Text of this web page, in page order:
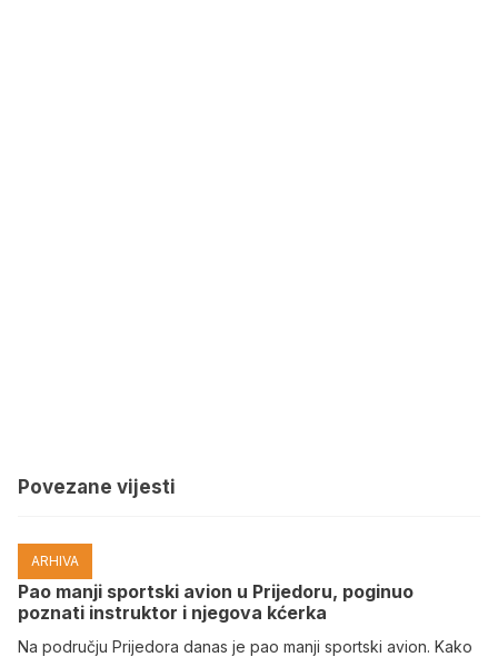
Povezane vijesti
ARHIVA
Pao manji sportski avion u Prijedoru, poginuo
poznati instruktor i njegova kćerka
Na području Prijedora danas je pao manji sportski avion. Kako